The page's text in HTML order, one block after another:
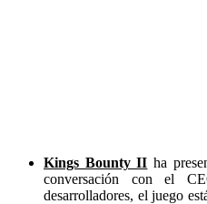
Kings Bounty II ha
conversación con el
desarrolladores, el juego